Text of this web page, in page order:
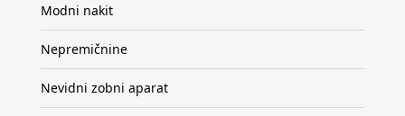
Modni nakit
Nepremičnine
Nevidni zobni aparat